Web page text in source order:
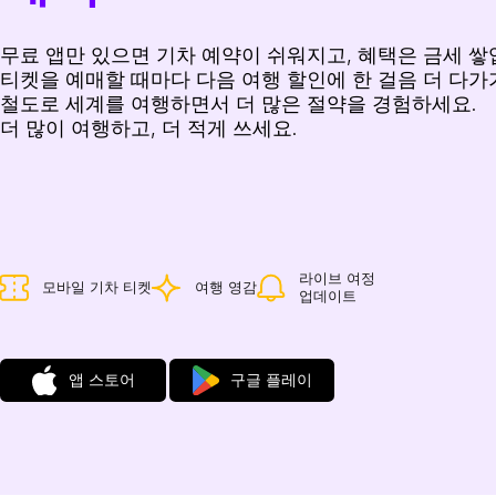
무료 앱만 있으면 기차 예약이 쉬워지고, 혜택은 금세 쌓
티켓을 예매할 때마다 다음 여행 할인에 한 걸음 더 다가
철도로 세계를 여행하면서 더 많은 절약을 경험하세요.
더 많이 여행하고, 더 적게 쓰세요.
모바일 기차 티켓 여행 영감
라이브 여정
업데이트
앱 스토어 구글 플레이